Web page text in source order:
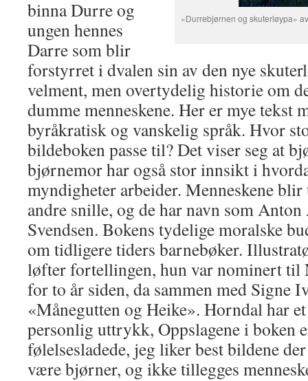
«Durrebjørnen og skuterløypa»
binna Durre og
ungen hennes
Darre som blir
forstyrret i dvalen sin av den nye
velment, men overtydelig historie om
dumme menneskene. Her er mye tekst
byråkratisk og vanskelig språk. Hvor
bildeboken passe til? Det viser seg at
bjørnemor har også stor innsikt i
myndigheter arbeider. Menneskene
andre snille, og de har navn som
Svendsen. Bokens tydelige moralske
om tidligere tiders barnebøker.
løfter fortellingen, hun var nominert til
for to år siden, da sammen med Signe
«Månegutten og Heike». Horndal har
personlig uttrykk, Oppslagene i boken
følelsesladede, jeg liker best bildene
være bjørner, og ikke tillegges